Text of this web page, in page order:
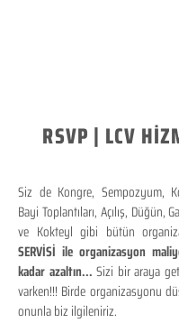
RSVP | LCV
Siz de Kongre, Sempozyum,
Bayi Toplantıları, Açılış, Düğün,
ve Kokteyl gibi bütün
SERVİSİ ile organizasyon
kadar azaltın...Sizi bir araya
varken!!! Birde organizasyonu
onunla biz ilgileniriz.